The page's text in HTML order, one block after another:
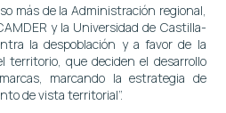
más de la Administración regional,
y la Universidad de Castilla-
la despoblación y a favor de la
territorio, que deciden el desarrollo
marcando la estrategia de
de vista territorial”.